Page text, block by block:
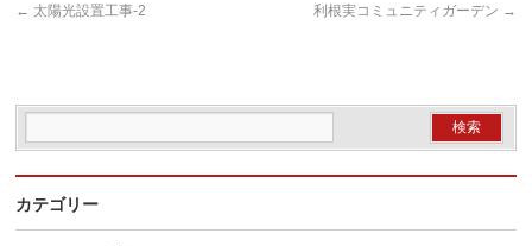
← 太陽光設置工事-2 利根実コミュニティガーデン →
カテゴリー